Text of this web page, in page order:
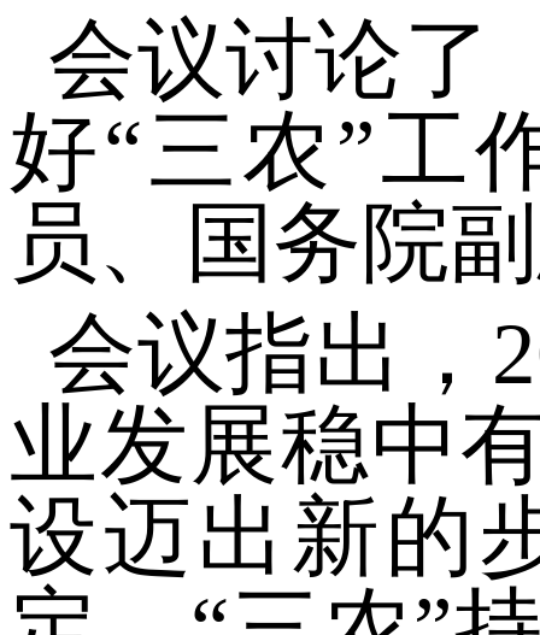
会议讨论了
好“三农”工
员、国务院
会议指出，
业发展稳中
设迈出新的